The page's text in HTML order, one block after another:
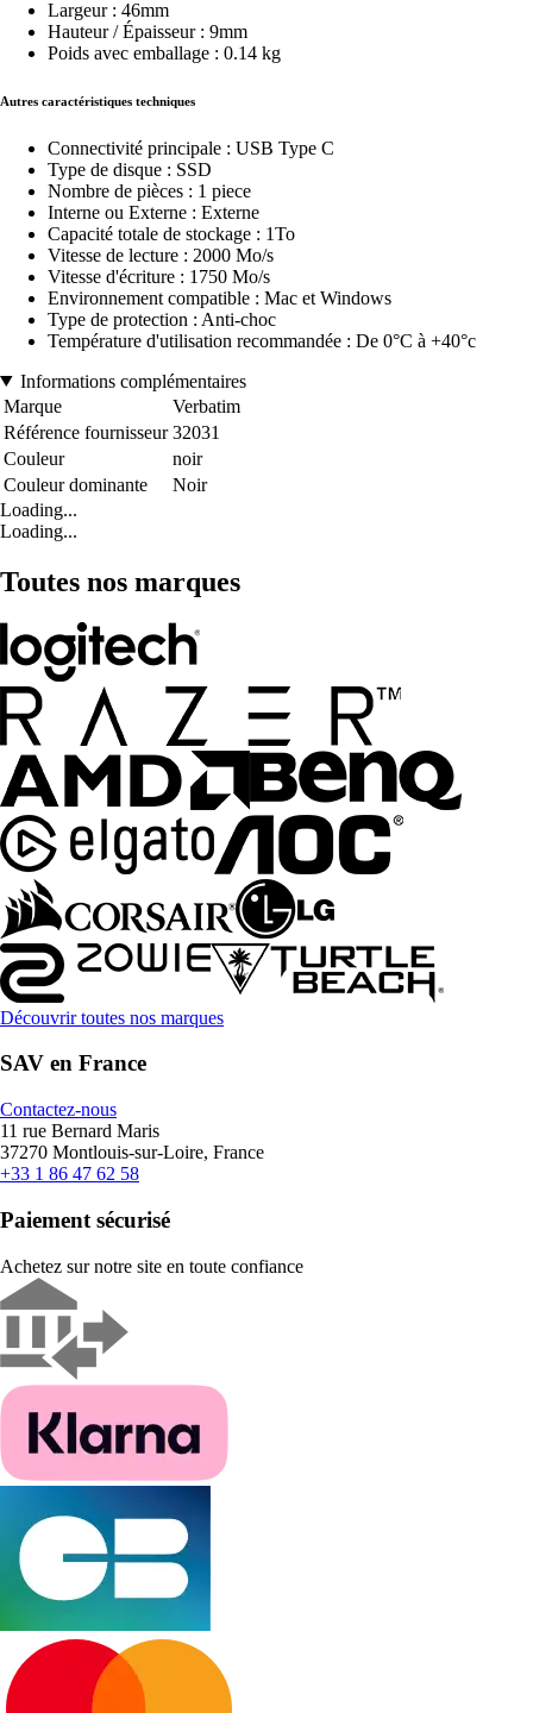
Largeur : 46mm
Hauteur / Épaisseur : 9mm
Poids avec emballage : 0.14 kg
Autres caractéristiques techniques
Connectivité principale : USB Type C
Type de disque : SSD
Nombre de pièces : 1 piece
Interne ou Externe : Externe
Capacité totale de stockage : 1To
Vitesse de lecture : 2000 Mo/s
Vitesse d'écriture : 1750 Mo/s
Environnement compatible : Mac et Windows
Type de protection : Anti-choc
Température d'utilisation recommandée : De 0°C à +40°c
Informations complémentaires
Marque
Verbatim
Référence fournisseur 32031
Couleur
noir
Couleur dominante
Noir
Loading...
Loading...
Toutes nos marques
Découvrir toutes nos marques
SAV en France
Contactez-nous
11 rue Bernard Maris
37270 Montlouis-sur-Loire, France
+33 1 86 47 62 58
Paiement sécurisé
Achetez sur notre site en toute confiance